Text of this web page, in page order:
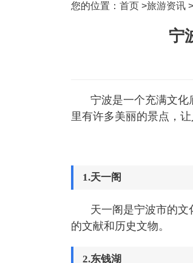
您的位置： 首页 >旅游资讯 >
宁
宁波是一个充满文
里有许多美丽的景点，
1.天一阁
天一阁是宁波市的
的文献和历史文物。
2.东钱湖